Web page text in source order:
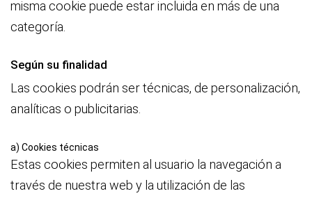
misma cookie puede estar incluida en más de una
categoría.
Según su finalidad
Las cookies podrán ser técnicas, de personalización,
analíticas o publicitarias.
a) Cookies técnicas
Estas cookies permiten al usuario la navegación a
través de nuestra web y la utilización de las